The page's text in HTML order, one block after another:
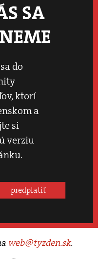
SA
do
ktorí
a
si
verziu
predplatiť
web@tyzden.sk.